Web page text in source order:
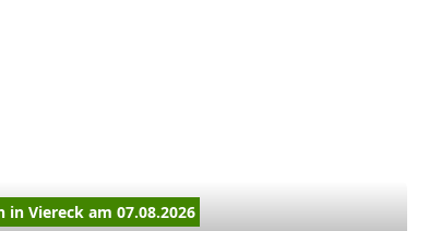
Viereck am 07.08.2026